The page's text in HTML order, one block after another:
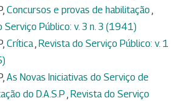
Concursos e provas de habilitação ,
Serviço Público: v. 3 n. 3 (1941)
Crítica, Revista do Serviço Público: v. 1
As Novas Iniciativas do Serviço de
do D.A.S.P , Revista do Serviço